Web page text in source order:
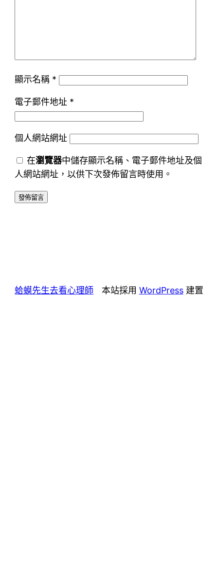
顯示名稱 *
電子郵件地址 *
個人網站網址
在瀏覽器中儲存顯示名稱、電子郵件地址及個
人網站網址，以供下次發佈留言時使用。
蛤蟆先生去看心理師 本站採用 WordPress建置